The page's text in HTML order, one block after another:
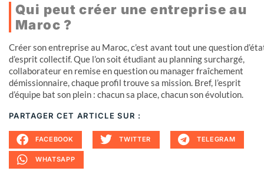
Qui peut créer une entreprise au
Maroc ?
Créer son entreprise au Maroc, c’est avant tout une question
d’esprit collectif. Que l’on soit étudiant au planning surchargé,
collaborateur en remise en question ou manager fraîchement
démissionnaire, chaque profil trouve sa mission. Bref, l’esprit
d’équipe bat son plein : chacun sa place, chacun son évolution.
PARTAGER CET ARTICLE SUR :
FACEBOOK TWITTER TELEGRAM
WHATSAPP